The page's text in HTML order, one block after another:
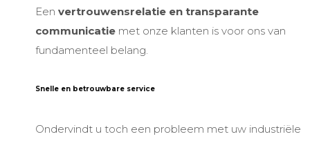
Eenvertrouwensrelatie en transparante
communicatie met onze klanten is voor ons van
fundamenteel belang.
Snelle en betrouwbare service
Ondervindt u toch een probleem met uw industriële